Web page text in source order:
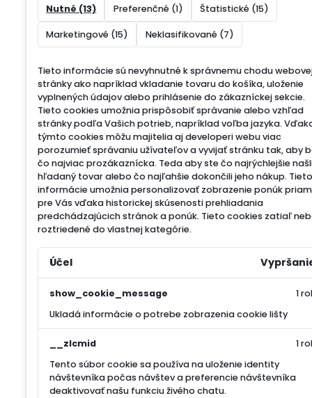
Nutné (13) Preferenčné (1) Štatistické (15)
Marketingové (15) Neklasifikované (7)
Tieto informácie sú nevyhnutné k správnemu chodu
stránky ako napríklad vkladanie tovaru do košíka, uloženie
vyplnených údajov alebo prihlásenie do zákazníckej sekcie.
Tieto cookies umožnia prispôsobiť správanie alebo vzhľad
stránky podľa Vašich potrieb, napríklad voľba jazyka.
týmto cookies môžu majitelia aj developeri webu viac
porozumieť správaniu užívateľov a vyvijať stránku tak, aby
čo najviac prozákaznícka. Teda aby ste čo najrýchlejšie
hľadaný tovar alebo čo najľahšie dokončili jeho nákup. Tieto
informácie umožnia personalizovať zobrazenie ponúk
pre Vás vďaka historickej skúsenosti prehliadania
predchádzajúcich stránok a ponúk. Tieto cookies zatiaľ
roztriedené do vlastnej kategórie.
Účel
show_cookie_message
Ukladá informácie o potrebe zobrazenia cookie lišty
1
__zlcmid
Tento súbor cookie sa používa na uloženie identity
návštevníka počas návštev a preferencie návštevníka
deaktivovať našu funkciu živého chatu.
1